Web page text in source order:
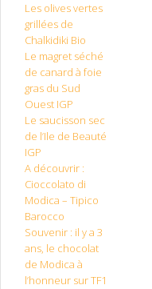
Les olives vertes
grillées de
Chalkidiki Bio
Le magret séché
de canard à foie
gras du Sud
Ouest IGP
Le saucisson sec
de l’Ile de Beauté
IGP
A découvrir :
Cioccolato di
Modica – Tipico
Barocco
Souvenir : il y a 3
ans, le chocolat
de Modica à
l’honneur sur TF1